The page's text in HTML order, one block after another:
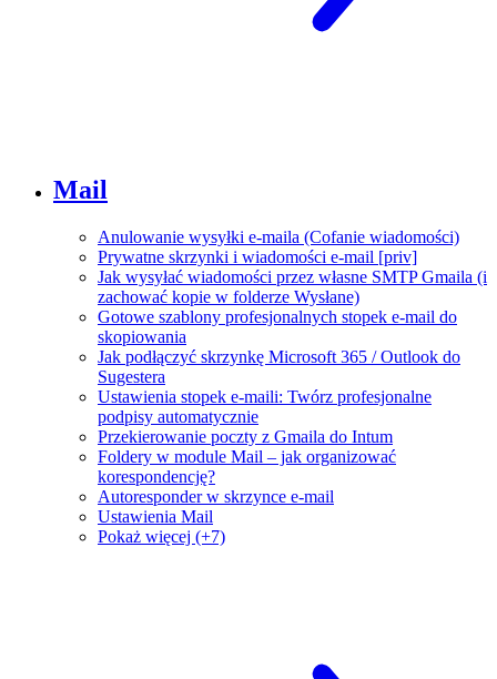
Mail
Anulowanie wysyłki e-maila (Cofanie wiadomości)
Prywatne skrzynki i wiadomości e-mail [priv]
Jak wysyłać wiadomości przez własne SMTP Gmaila (i
zachować kopie w folderze Wysłane)
Gotowe szablony profesjonalnych stopek e-mail do
skopiowania
Jak podłączyć skrzynkę Microsoft 365 / Outlook do
Sugestera
Ustawienia stopek e-maili: Twórz profesjonalne
podpisy automatycznie
Przekierowanie poczty z Gmaila do Intum
Foldery w module Mail – jak organizować
korespondencję?
Autoresponder w skrzynce e-mail
Ustawienia Mail
Pokaż więcej (+7)